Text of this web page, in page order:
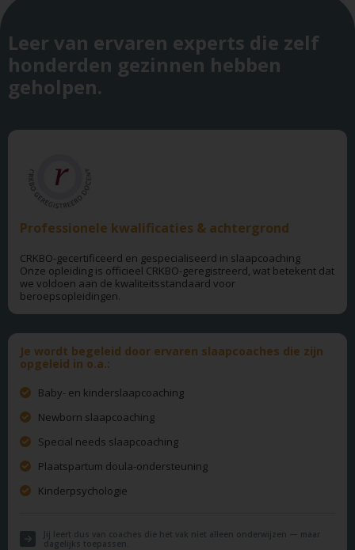
Leer van ervaren experts die zelf
honderden gezinnen hebben
geholpen.
Professionele kwalificaties & achtergrond
CRKBO-gecertificeerd en gespecialiseerd in slaapcoaching
Onze opleiding is officieel CRKBO-geregistreerd, wat betekent dat
we voldoen aan de kwaliteitsstandaard voor
beroepsopleidingen.
Je wordt begeleid door ervaren slaapcoaches die zijn
opgeleid in o.a.:
Baby- en kinderslaapcoaching
Newborn slaapcoaching
Special needs slaapcoaching
Plaatspartum doula-ondersteuning
Kinderpsychologie
Jij leert dus van coaches die het vak niet alleen onderwijzen — maar
dagelijks toepassen.